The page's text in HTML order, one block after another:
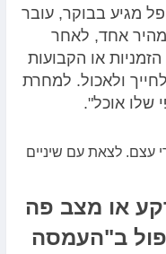
מגיע בבוקר, עובר
אחד, לאחר
או הקבועות
ולאכול. למחרת
שלו אוכל".
עצם. לצאת עם שיניים
או מצב פה
ב"העמסה